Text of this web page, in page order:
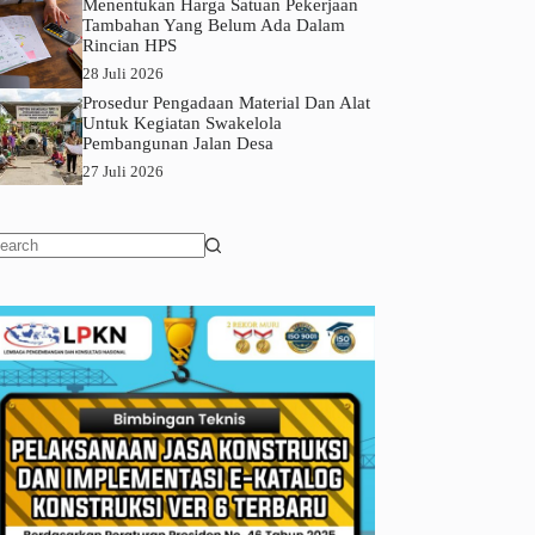
Menentukan Harga Satuan Pekerjaan
Tambahan Yang Belum Ada Dalam
Rincian HPS
28 Juli 2026
Prosedur Pengadaan Material Dan Alat
Untuk Kegiatan Swakelola
Pembangunan Jalan Desa
27 Juli 2026